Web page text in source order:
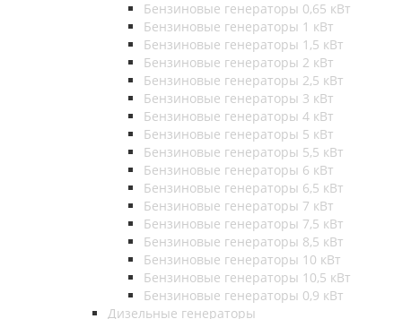
Бензиновые генераторы 0,65 кВт
Бензиновые генераторы 1 кВт
Бензиновые генераторы 1,5 кВт
Бензиновые генераторы 2 кВт
Бензиновые генераторы 2,5 кВт
Бензиновые генераторы 3 кВт
Бензиновые генераторы 4 кВт
Бензиновые генераторы 5 кВт
Бензиновые генераторы 5,5 кВт
Бензиновые генераторы 6 кВт
Бензиновые генераторы 6,5 кВт
Бензиновые генераторы 7 кВт
Бензиновые генераторы 7,5 кВт
Бензиновые генераторы 8,5 кВт
Бензиновые генераторы 10 кВт
Бензиновые генераторы 10,5 кВт
Бензиновые генераторы 0,9 кВт
Дизельные генераторы